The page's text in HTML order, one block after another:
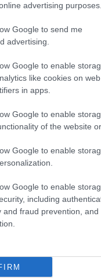
advertising purposes.
Google to send me
advertising.
Google to enable
like cookies on
in apps.
Google to enable
of the website
Google to enable
Google to enable
including
and fraud prevention, and
2026
incontra il cinema: i
come scegliere